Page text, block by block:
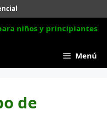
Menú
de